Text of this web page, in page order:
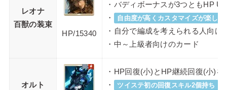
レオナ
百獣の装束
HP/15340
・バディボーナスが3つともHP
・
自由度が高くカスタマイズが楽しめ
・自分で編成を考えられる人向け
・中～上級者向けのカード
オルト
・HP回復(小)とHP継続回復(小)を
・
ツイステ初の回復スキル2個持ち